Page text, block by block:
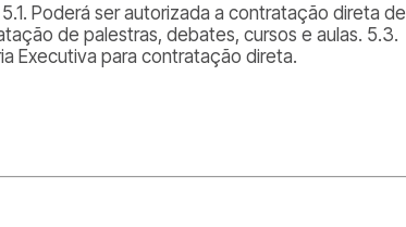
5.1. Poderá ser autorizada a contratação direta de
de palestras, debates, cursos e aulas. 5.3.
Executiva para contratação direta.